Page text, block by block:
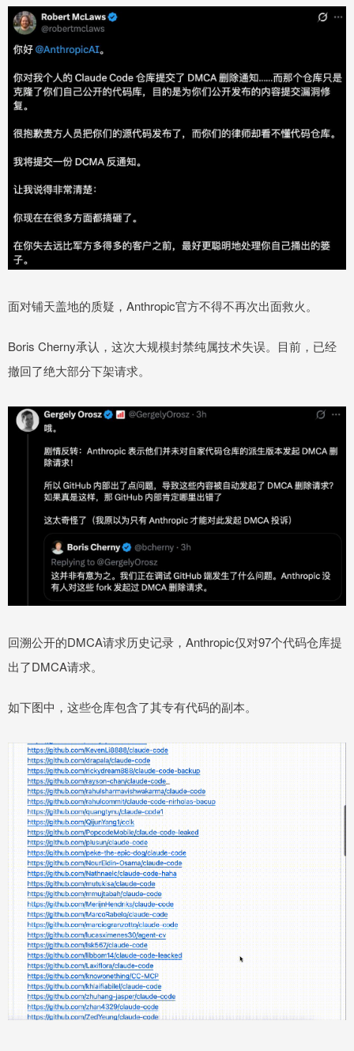
面对铺天盖地的质疑，Anthropic官方不得不再次出面救火。
Boris Cherny承认，这次大规模封禁纯属技术失误。目前，已经
撤回了绝大部分下架请求。
回溯公开的DMCA请求历史记录，Anthropic仅对97个代码仓库提
出了DMCA请求。
如下图中，这些仓库包含了其专有代码的副本。